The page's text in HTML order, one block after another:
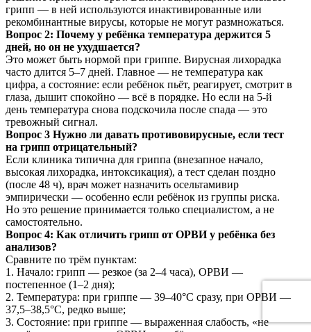
грипп — в ней используются инактивированные или
рекомбинантные вирусы, которые не могут размножаться.
Вопрос 2: Почему у ребёнка температура держится 5
дней, но он не ухудшается?
Это может быть нормой при гриппе. Вирусная лихорадка
часто длится 5–7 дней. Главное — не температура как
цифра, а состояние: если ребёнок пьёт, реагирует, смотрит в
глаза, дышит спокойно — всё в порядке. Но если на 5-й
день температура снова подскочила после спада — это
тревожный сигнал.
Вопрос 3 Нужно ли давать противовирусные, если тест
на грипп отрицательный?
Если клиника типична для гриппа (внезапное начало,
высокая лихорадка, интоксикация), а тест сделан поздно
(после 48 ч), врач может назначить осельтамивир
эмпирически — особенно если ребёнок из группы риска.
Но это решение принимается только специалистом, а не
самостоятельно.
Вопрос 4: Как отличить грипп от ОРВИ у ребёнка без
анализов?
Сравните по трём пунктам:
1. Начало: грипп — резкое (за 2–4 часа), ОРВИ —
постепенное (1–2 дня);
2. Температура: при гриппе — 39–40°C сразу, при ОРВИ —
37,5–38,5°C, редко выше;
3. Состояние: при гриппе — выраженная слабость, «не